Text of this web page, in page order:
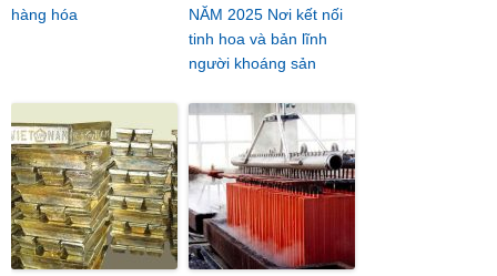
hàng hóa
NĂM 2025 Nơi kết nối
tinh hoa và bản lĩnh
người khoáng sản